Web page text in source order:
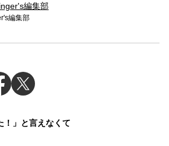
編集部
編集部
！」と言えなくて